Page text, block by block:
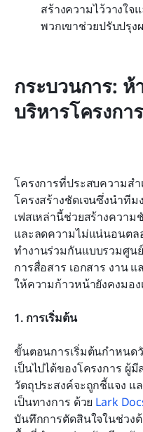
สร้างความไว้วางใ
พวกเขาช่วยปรับปรุ
กระบวนการ:
บริหารโครงการ
โครงการที่ประสบความส
โครงสร้างชัดเจนซึ่งนำที
เฟสเหล่านี้ช่วยสร้างความ
และลดความไม่แน่นอนตล
ทำงานร่วมกันแบบรวมศูน
การสื่อสาร เอกสาร งาน
ให้ความก้าวหน้ายังคงมอ
1. การเริ่มต้น
ขั้นตอนการเริ่มต้นกำหนด
เป็นไปได้ของโครงการ ผู้
วัตถุประสงค์จะถูกชี้แจง แ
เป็นทางการ ด้วย Lark
บันทึกการตัดสินใจในช่วง